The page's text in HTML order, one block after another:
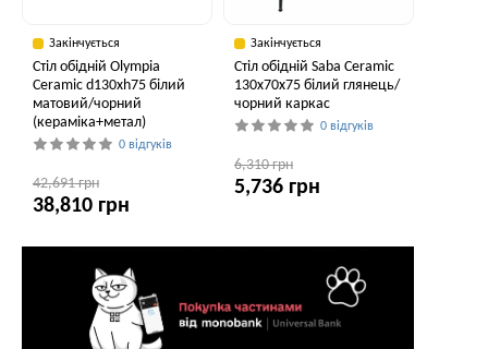
Закінчується
Стіл обідній Olympia
Ceramic d130xh75 білий
матовий/чорний
(кераміка+метал)
0 відгуків
42,691 грн
38,810 грн
Закінчується
Стіл обідній Saba Ceramic
130x70x75 білий глянець/
чорний каркас
0 відгуків
6,310 грн
5,736 грн